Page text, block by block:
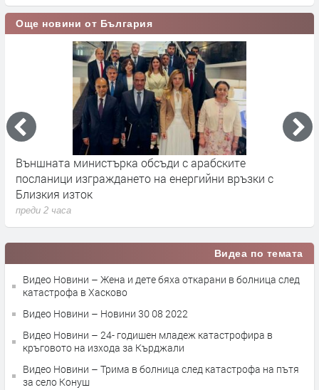
Още новини от България
Външната министърка обсъди с арабските
посланици изграждането на енергийни връзки с
Близкия изток
преди 2 часа
Видеа по темата
Видео Новини – Жена и дете бяха откарани в болница след
катастрофа в Хасково
Видео Новини – Новини 30 08 2022
Видео Новини – 24- годишен младеж катастрофира в
кръговото на изхода за Кърджали
Видео Новини – Трима в болница след катастрофа на пътя
за село Конуш